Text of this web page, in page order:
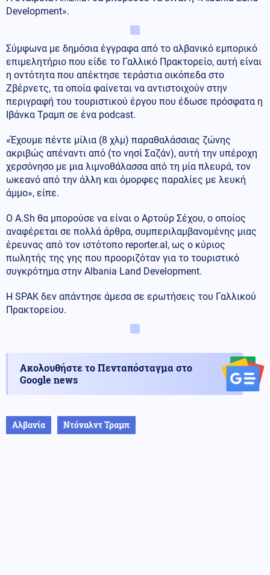
Development».
Σύμφωνα με δημόσια έγγραφα από το αλβανικό εμπορικό
επιμελητήριο που είδε το Γαλλικό Πρακτορείο, αυτή είναι
η οντότητα που απέκτησε τεράστια οικόπεδα στο
Ζβέρνετς, τα οποία φαίνεται να αντιστοιχούν στην
περιγραφή του τουριστικού έργου που έδωσε πρόσφατα η
Ιβάνκα Τραμπ σε ένα podcast.
«Έχουμε πέντε μίλια (8 χλμ) παραθαλάσσιας ζώνης
ακριβώς απέναντι από (το νησί Σαζάν), αυτή την υπέροχη
χερσόνησο με μια λιμνοθάλασσα από τη μία πλευρά, τον
ωκεανό από την άλλη και όμορφες παραλίες με λευκή
άμμο», είπε.
Ο A.Sh θα μπορούσε να είναι ο Αρτούρ Σέχου, ο οποίος
αναφέρεται σε πολλά άρθρα, συμπεριλαμβανομένης μιας
έρευνας από τον ιστότοπο reporter.al, ως ο κύριος
πωλητής της γης που προοριζόταν για το τουριστικό
συγκρότημα στην Albania Land Development.
Η SPAK δεν απάντησε άμεσα σε ερωτήσεις του Γαλλικού
Πρακτορείου.
Ακολουθήστε το Πενταπόσταγμα στο
Google news
Αλβανία Ντόναλντ Τραμπ